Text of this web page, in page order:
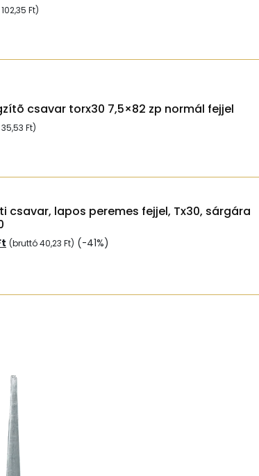
102,35 Ft)
csavar torx30 7,5×82 zp normál fejjel
35,53 Ft)
csavar, lapos peremes fejjel, Tx30, sárgára
Current
(bruttó40,23 Ft) (-41%)